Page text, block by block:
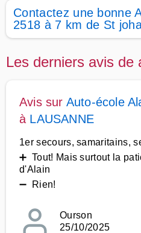
Contactez une bonne
2518 à 7 km de St
Les derniers avis de
Avis sur Auto-école
à LAUSANNE
1er secours, samaritains,
➕ Tout! Mais surtout la
d'Alain
➖ Rien!
Ourson
25/10/2025